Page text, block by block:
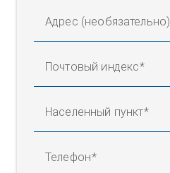
Адрес (необязательно)
Почтовый индекс
Населенный пункт
Телефон